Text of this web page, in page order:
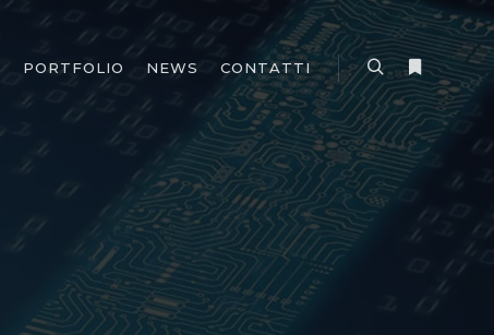
PORTFOLIO NEWS CONTATTI